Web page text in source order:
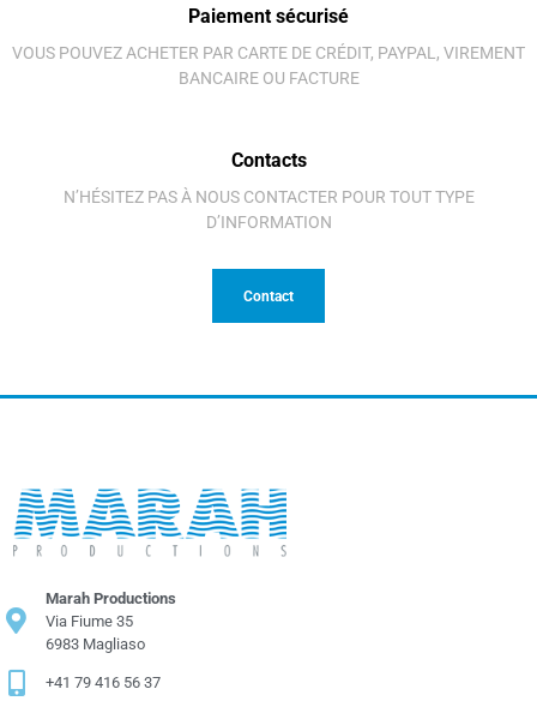
Paiement sécurisé
VOUS POUVEZ ACHETER PAR CARTE DE CRÉDIT, PAYPAL, VIREMENT
BANCAIRE OU FACTURE
Contacts
N’HÉSITEZ PAS À NOUS CONTACTER POUR TOUT TYPE
D’INFORMATION
Contact
Marah Productions
Via Fiume 35
6983 Magliaso
+41 79 416 56 37